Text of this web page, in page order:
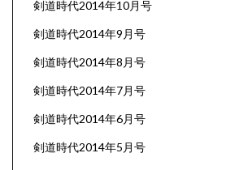
剣道時代2014年10月号
剣道時代2014年9月号
剣道時代2014年8月号
剣道時代2014年7月号
剣道時代2014年6月号
剣道時代2014年5月号